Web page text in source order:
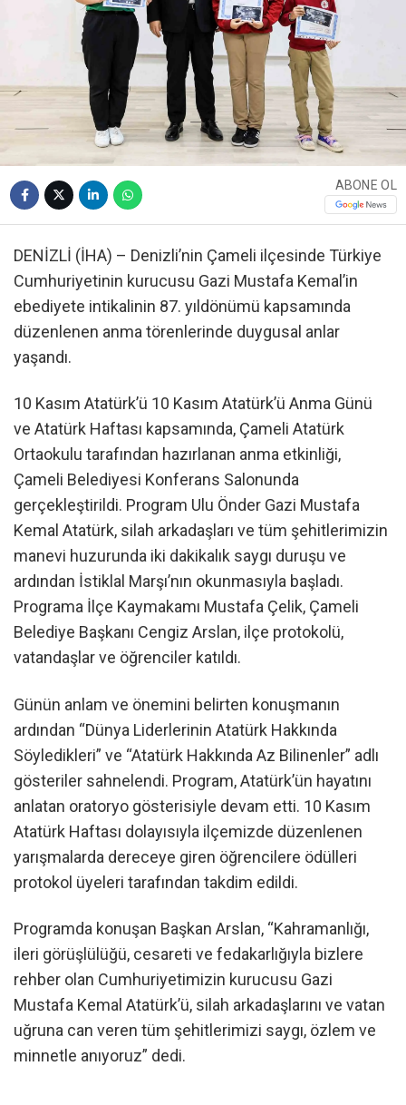
ABONE OL
DENİZLİ (İHA) – Denizli’nin Çameli ilçesinde Türkiye
Cumhuriyetinin kurucusu Gazi Mustafa Kemal’in
ebediyete intikalinin 87. yıldönümü kapsamında
düzenlenen anma törenlerinde duygusal anlar
yaşandı.
10 Kasım Atatürk’ü 10 Kasım Atatürk’ü Anma Günü
ve Atatürk Haftası kapsamında, Çameli Atatürk
Ortaokulu tarafından hazırlanan anma etkinliği,
Çameli Belediyesi Konferans Salonunda
gerçekleştirildi. Program Ulu Önder Gazi Mustafa
Kemal Atatürk, silah arkadaşları ve tüm şehitlerimizin
manevi huzurunda iki dakikalık saygı duruşu ve
ardından İstiklal Marşı’nın okunmasıyla başladı.
Programa İlçe Kaymakamı Mustafa Çelik, Çameli
Belediye Başkanı Cengiz Arslan, ilçe protokolü,
vatandaşlar ve öğrenciler katıldı.
Günün anlam ve önemini belirten konuşmanın
ardından “Dünya Liderlerinin Atatürk Hakkında
Söyledikleri” ve “Atatürk Hakkında Az Bilinenler” adlı
gösteriler sahnelendi. Program, Atatürk’ün hayatını
anlatan oratoryo gösterisiyle devam etti. 10 Kasım
Atatürk Haftası dolayısıyla ilçemizde düzenlenen
yarışmalarda dereceye giren öğrencilere ödülleri
protokol üyeleri tarafından takdim edildi.
Programda konuşan Başkan Arslan, “Kahramanlığı,
ileri görüşlülüğü, cesareti ve fedakarlığıyla bizlere
rehber olan Cumhuriyetimizin kurucusu Gazi
Mustafa Kemal Atatürk’ü, silah arkadaşlarını ve vatan
uğruna can veren tüm şehitlerimizi saygı, özlem ve
minnetle anıyoruz” dedi.